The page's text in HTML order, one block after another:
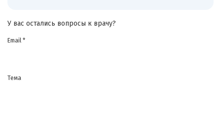
У вас остались вопросы к врачу?
Email *
Тема